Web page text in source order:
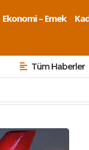
Ekonomi – Emek
Tüm Haberler